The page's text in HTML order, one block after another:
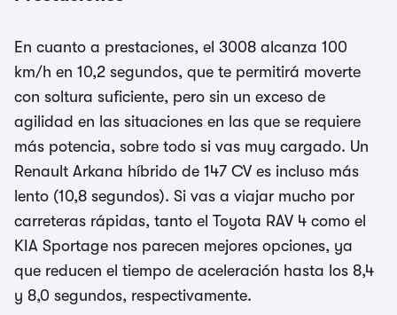
En cuanto a prestaciones, el 3008 alcanza 100
km/h en 10,2 segundos, que te permitirá moverte
con soltura suficiente, pero sin un exceso de
agilidad en las situaciones en las que se requiere
más potencia, sobre todo si vas muy cargado. Un
Renault Arkana híbrido de 147 CV es incluso más
lento (10,8 segundos). Si vas a viajar mucho por
carreteras rápidas, tanto el Toyota RAV 4 como el
KIA Sportage nos parecen mejores opciones, ya
que reducen el tiempo de aceleración hasta los 8,4
y 8,0 segundos, respectivamente.